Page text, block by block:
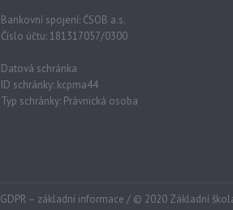
Bankovní spojení: ČSOB a.s.
Číslo účtu: 181317057/0300
Datová schránka
ID schránky: kcpma44
Typ schránky: Právnická osoba
GDPR – základní informace / © 2020 Základní